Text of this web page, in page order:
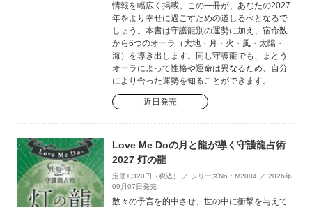
情報を幅広く掲載。この一冊が、あなたの2027
年をより幸せに過ごすための道しるべとなるで
しょう。本書は守護龍別の運勢に加え、宿命数
から6つのオーラ（大地・月・火・風・太陽・
海）を導き出します。同じ守護龍でも、まとう
オーラによって性格や運命は異なるため、自分
により合った運勢を知ることができます。
近日発売
Love Me Doの月と龍が導く守護龍占術
2027 灯の龍
定価1,320円（税込） ／ シリーズNo：M2004 ／ 2026年
09月07日発売
数々の予言を的中させ、世の中に衝撃を与えて